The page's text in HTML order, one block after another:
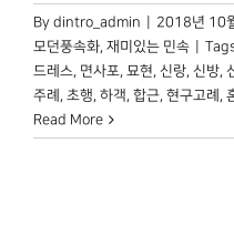
By dintro_admin 2018년 10
모던풍속화, 재미있는 민속
드레스, 면사포, 묘현, 신랑, 신방,
주례 , 초행, 하객, 합근, 현구고례 ,
Read More